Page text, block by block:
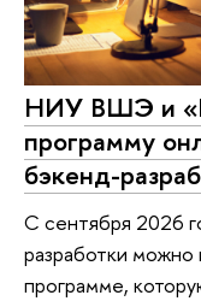
НИУ ВШЭ и
программу
бэкенд-
С сентября 2026
разработки можно
программе,